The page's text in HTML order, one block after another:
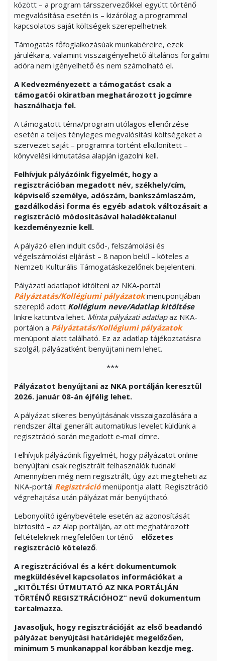
között – a program társszervezőkkel együtt történő
megvalósítása esetén is – kizárólag a programmal
kapcsolatos saját költségek szerepelhetnek.
Támogatás főfoglalkozásúak munkabéreire, ezek
járulékaira, valamint visszaigényelhető általános forgalmi
adóra nem igényelhető és nem számolható el.
A Kedvezményezett a támogatást csak a
támogatói okiratban meghatározott jogcímre
használhatja fel.
A támogatott téma/program utólagos ellenőrzése
esetén a teljes tényleges megvalósítási költségeket a
szervezet saját – programra történt elkülönített –
könyvelési kimutatása alapján igazolni kell.
Felhívjuk pályázóink figyelmét, hogy a
regisztrációban megadott név, székhely/cím,
képviselő személye, adószám, bankszámlaszám,
gazdálkodási forma és egyéb adatok változásait a
regisztráció módosításával haladéktalanul
kezdeményeznie kell.
A pályázó ellen indult csőd-, felszámolási és
végelszámolási eljárást – 8 napon belül – köteles a
Nemzeti Kulturális Támogatáskezelőnek bejelenteni.
Pályázati adatlapot kitölteni az NKA-portál
Pályáztatás/Kollégiumi pályázatok menüpontjában
szereplő adott Kollégium neve/Adatlap kitöltése
linkre kattintva lehet. Minta pályázati adatlapaz NKA-
portálon a Pályáztatás/Kollégiumi pályázatok
menüpont alatt található. Ez az adatlap tájékoztatásra
szolgál, pályázatként benyújtani nem lehet.
***
Pályázatot benyújtani az NKA portálján keresztül
2026. január 08-án éjfélig lehet.
A pályázat sikeres benyújtásának visszaigazolására a
rendszer által generált automatikus levelet küldünk a
regisztráció során megadott e-mail címre.
Felhívjuk pályázóink figyelmét, hogy pályázatot online
benyújtani csak regisztrált felhasználók tudnak!
Amennyiben még nem regisztrált, úgy azt megteheti az
NKA-portál Regisztrációmenüpontja alatt. Regisztráció
végrehajtása után pályázat már benyújtható.
Lebonyolító igénybevétele esetén az azonosítását
biztosító – az Alap portálján, az ott meghatározott
feltételeknek megfelelően történő – előzetes
regisztráció kötelező.
A regisztrációval és a kért dokumentumok
megküldésével kapcsolatos információkat a
„KITÖLTÉSI ÚTMUTATÓ AZ NKA PORTÁLJÁN
TÖRTÉNŐ REGISZTRÁCIÓHOZ” nevű dokumentum
tartalmazza.
Javasoljuk, hogy regisztrációját az első beadandó
pályázat benyújtási határidejét megelőzően,
minimum 5 munkanappal korábban kezdje meg.